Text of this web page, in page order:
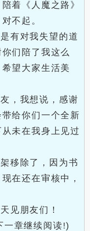
着《人魔之路》
不起。
有对我失望的道
们陪了我这么
望大家生活美
，我想说，感谢
给你们一个全新
未在我身上见过
移除了，因为书
在还在审核中，
见朋友们！
一章继续阅读!)